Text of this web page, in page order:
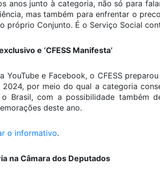
anos junto à categoria, não só para
mas também para enfrentar o
próprio Conjunto. É o Serviço Social
e ‘CFESS Manifesta’
YouTube e Facebook, o CFESS
2024, por meio do qual a categoria
o Brasil, com a possibilidade também
deste ano.
o informativo.
na Câmara dos Deputados